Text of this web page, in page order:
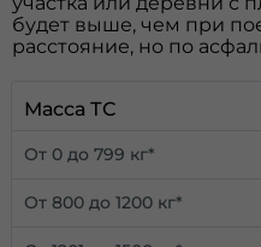
будет выше, чем при
расстояние, но по
Масса ТС
От 0 до 799 кг*
От 800 до 1200 кг*